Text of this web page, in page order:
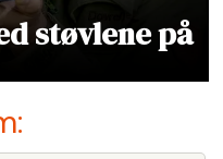
støvlene på